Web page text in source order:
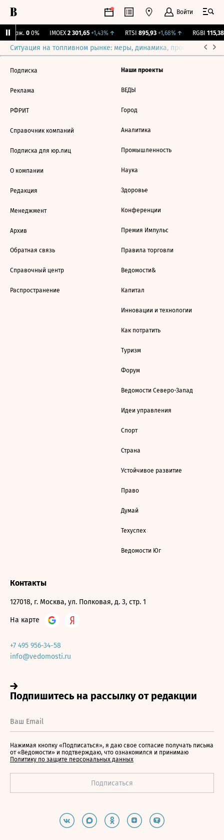
Войти
Бирж. 0 0% IMOEX 2 301,65 +1,43%↑ RTSI 895,93 +1,68%↑ RGBI 115,38
Ситуация на топливном рынке: меры, динамика, прогнозы
Подписка
Реклама
РФРИТ
Справочник компаний
Подписка для юр.лиц
О компании
Редакция
Менеджмент
Архив
Обратная связь
Справочный центр
Распространение
Наши проекты
ВЕДЫ
Город
Аналитика
Промышленность
Наука
Здоровье
Конференции
Премия Импульс
Правила торговли
Ведомости&
Капитал
Инновации и технологии
Как потратить
Туризм
Форум
Ведомости Северо-Запад
Идеи управления
Спорт
Страна
Устойчивое развитие
Право
Думай
Техуспех
Ведомости Юг
Контакты
127018, г. Москва, ул. Полковая, д. 3, стр. 1
На карте
+7 495 956-34-58
info@vedomosti.ru
Нажимая кнопку «Подписаться», я даю свое согласие получать письма
от «Ведомости» и подтверждаю, что ознакомился и принимаю
Политику по защите персональных данных